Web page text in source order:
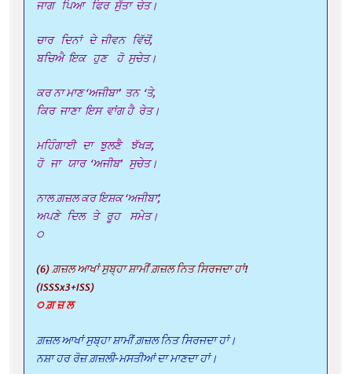
ਜਾਗ ਪਿਆ ਫਿਰ ਸੁੱਤਾ ਚੇਤ।
ਚਾਰ ਦਿਨਾਂ ਦੇ ਜੀਵਨ ਵਿੱਚੋਂ,
ਬਚਿਐ ਇਕ ਹੁਣ ਹੋ ਸੁਚੇਤ।
ਕਰ ਨਾ ਮਾਣ ‘ਅਜੀਬਾ’ ਤਨ ‘ਤੇ,
ਕਿਰ ਜਾਣਾ ਇਸ ਵਾਂਗ ਹੈ ਰੇਤ।
ਮਹਿੰਗਾਈ ਦਾ ਝੁੁਲਣੈ ਝੱਖੜ,
ਹੋ ਜਾ ਯਾਰ ‘ਅਜੀਬ’ ਸੁਚੇਤ।
ਨਾਲ ਗ਼ਜ਼ਲ ਕਰ ਇਸ਼ਕ ‘ਅਜੀਬਾ’,
ਅਪਣੇ ਦਿਲ ਤੇ ਰੂਹ ਸਮੇਤ।
੦
(6) ਗ਼ਜ਼ਲ ਆਖਾਂ ਸੁਬ੍ਹਾ ਸ਼ਾਮੀਂ ਗ਼ਜ਼ਲ ਨਿਤ ਸਿਰਜਦਾ ਹਾਂ!
(ISSSx3+ISS)
੦ ਗ਼ ਜ਼ ਲ
ਗ਼ਜ਼ਲ ਆਖਾਂ ਸੁਬ੍ਹਾ ਸ਼ਾਮੀਂ ਗ਼ਜ਼ਲ ਨਿਤ ਸਿਰਜਦਾ ਹਾਂ।
ਨਸ਼ਾ ਹਰ ਰੋਜ਼ ਗ਼ਜ਼ਲੀ-ਮਸਤੀਆਂ ਦਾ ਮਾਣਦਾ ਹਾਂ।